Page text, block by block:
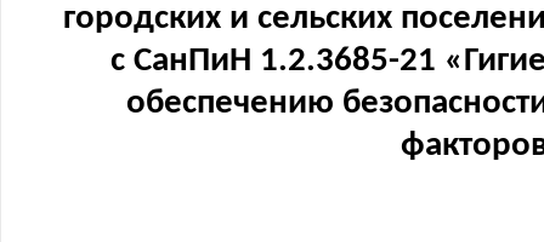
городских и сельских
с СанПиН 1.2.3685-21
обеспечению